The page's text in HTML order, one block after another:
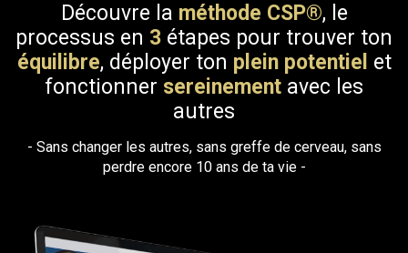
Découvre la méthode CSP®, le
processus en 3 étapes pour trouver ton
équilibre, déployer ton plein potentiel et
fonctionner sereinement avec les
autres
- Sans changer les autres, sans greffe de cerveau, sans
perdre encore 10 ans de ta vie -